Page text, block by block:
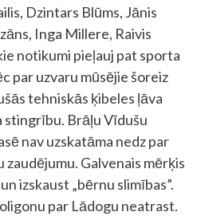
Dzintars Blūms, Jānis
Inga Millere, Raivis
notikumi pieļauj pat sporta
par uzvaru mūsējie šoreiz
tehniskās ķibeles ļāva
Brāļu Vīdušu
nav uzskatāma nedz par
zaudējumu. Galvenais mērķis
izskaust „bērnu slimības”.
par Lādogu neatrast.